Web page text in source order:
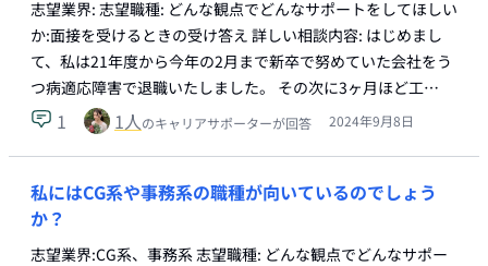
志望業界: 志望職種: どんな観点でどんなサポートをしてほしい
か:面接を受けるときの受け答え 詳しい相談内容: はじめまし
て、私は21年度から今年の2月まで新卒で努めていた会社をう
つ病適応障害で退職いたしました。 その次に3ヶ月ほど工…
1 1人のキャリアサポーターが回答 2024年9月8日
私にはCG系や事務系の職種が向いているのでしょう
か？
志望業界:CG系、事務系 志望職種: どんな観点でどんなサポー